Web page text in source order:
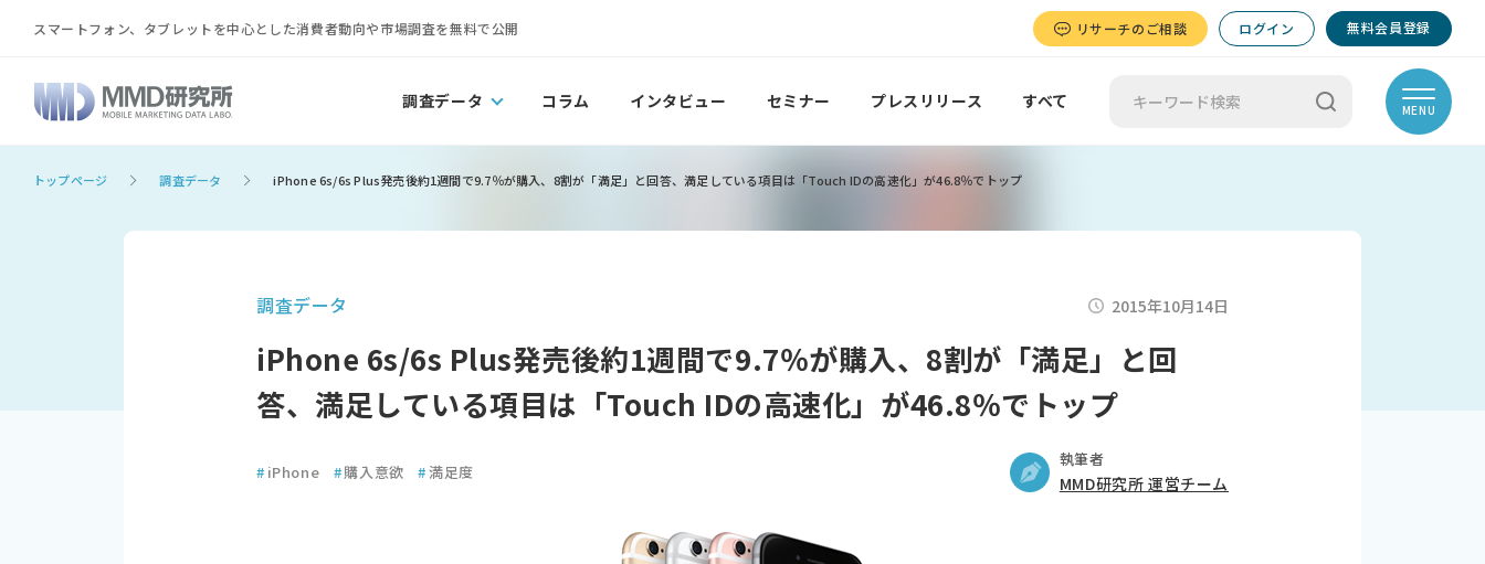
スマートフォン、タブレットを中心とした消費者動向や市場調査を無料で公開 リサーチのご相談 ログイン 無料会員登録
調査データ コラム インタビュー セミナー プレスリリース すべて MENU
トップページ 調査データ iPhone 6s/6s Plus発売後約1週間で9.7％が購入、8割が「満足」と回答、満足している項目は「Touch IDの高速化」が46.8％でトップ
調査データ 2015年10月14日
iPhone 6s/6s Plus発売後約1週間で9.7％が購入、8割が「満足」と回
答、満足している項目は「Touch IDの高速化」が46.8％でトップ
# iPhone #購入意欲 #満足度
執筆者
MMD研究所 運営チーム